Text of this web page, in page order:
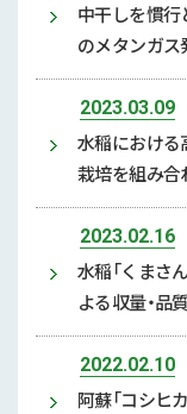
中干しを慣
のメタンガス
2023.03.09
水稲における
栽培を組み合
2023.02.16
水稲「くまさ
よる収量・品
2022.02.10
阿蘇「コシヒ